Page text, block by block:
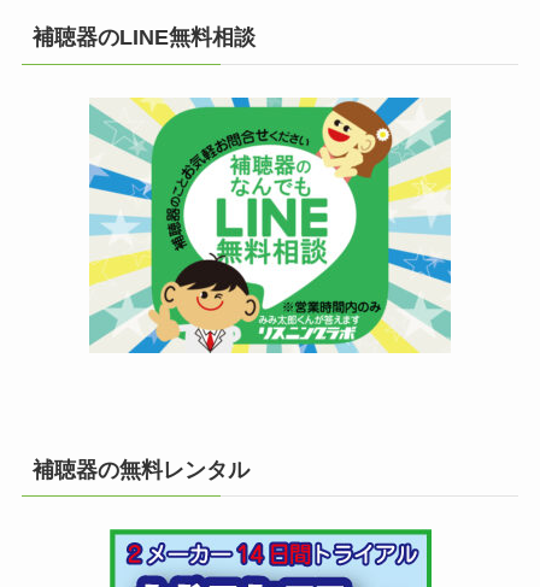
補聴器のLINE無料相談
補聴器の無料レンタル